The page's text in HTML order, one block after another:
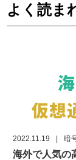
よく読ま
2022.11.19 暗
海外で人気の